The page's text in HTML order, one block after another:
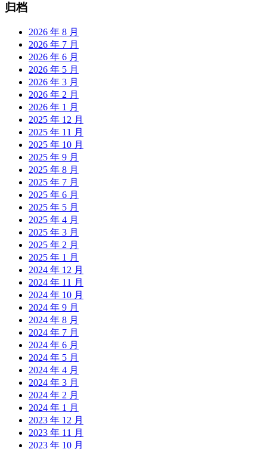
归档
2026 年 8 月
2026 年 7 月
2026 年 6 月
2026 年 5 月
2026 年 3 月
2026 年 2 月
2026 年 1 月
2025 年 12 月
2025 年 11 月
2025 年 10 月
2025 年 9 月
2025 年 8 月
2025 年 7 月
2025 年 6 月
2025 年 5 月
2025 年 4 月
2025 年 3 月
2025 年 2 月
2025 年 1 月
2024 年 12 月
2024 年 11 月
2024 年 10 月
2024 年 9 月
2024 年 8 月
2024 年 7 月
2024 年 6 月
2024 年 5 月
2024 年 4 月
2024 年 3 月
2024 年 2 月
2024 年 1 月
2023 年 12 月
2023 年 11 月
2023 年 10 月